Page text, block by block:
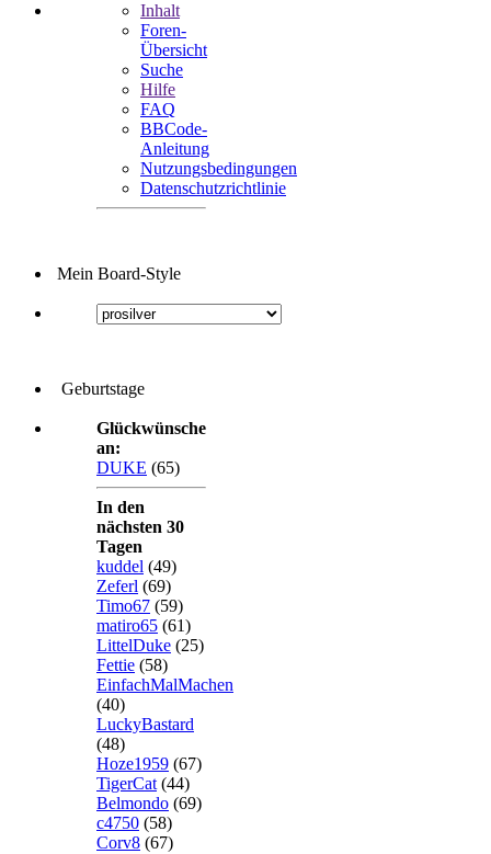
Inhalt
Foren-
Übersicht
Suche
Hilfe
FAQ
BBCode-
Anleitung
Nutzungsbedingungen
Datenschutzrichtlinie
Mein Board-Style
Geburtstage
Glückwünsche
an:
DUKE (65)
In den
nächsten 30
Tagen
kuddel (49)
Zeferl (69)
Timo67 (59)
matiro65 (61)
LittelDuke (25)
Fettie (58)
EinfachMalMachen
(40)
LuckyBastard
(48)
Hoze1959 (67)
TigerCat (44)
Belmondo (69)
c4750 (58)
Corv8 (67)